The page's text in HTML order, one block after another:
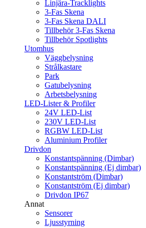
Linjära-Tracklights
3-Fas Skena
3-Fas Skena DALI
Tillbehör 3-Fas Skena
Tillbehör Spotlights
Utomhus
Väggbelysning
Strålkastare
Park
Gatubelysning
Arbetsbelysning
LED-Lister & Profiler
24V LED-List
230V LED-List
RGBW LED-List
Aluminium Profiler
Drivdon
Konstantspänning (Dimbar)
Konstantspänning (Ej dimbar)
Konstantström (Dimbar)
Konstantström (Ej dimbar)
Drivdon IP67
Annat
Sensorer
Ljusstyrning